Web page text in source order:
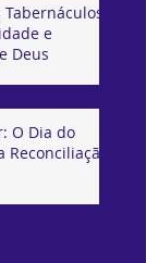
e
Deus
O Dia do
Reconciliação